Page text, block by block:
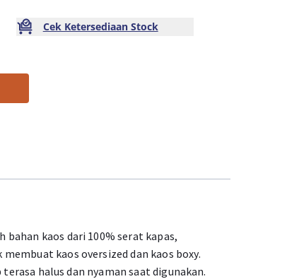
Cek Ketersediaan Stock
bahan kaos dari 100% serat kapas,
kaos oversized dan kaos boxy.
halus dan nyaman saat digunakan.